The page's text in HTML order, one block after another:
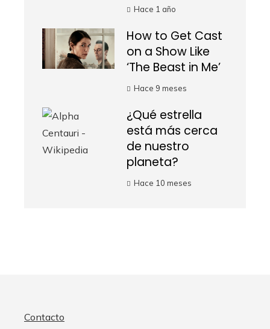
Hace 1 año
How to Get Cast
on a Show Like
‘The Beast in Me’
Hace 9 meses
¿Qué estrella
está más cerca
de nuestro
planeta?
Hace 10 meses
Contacto